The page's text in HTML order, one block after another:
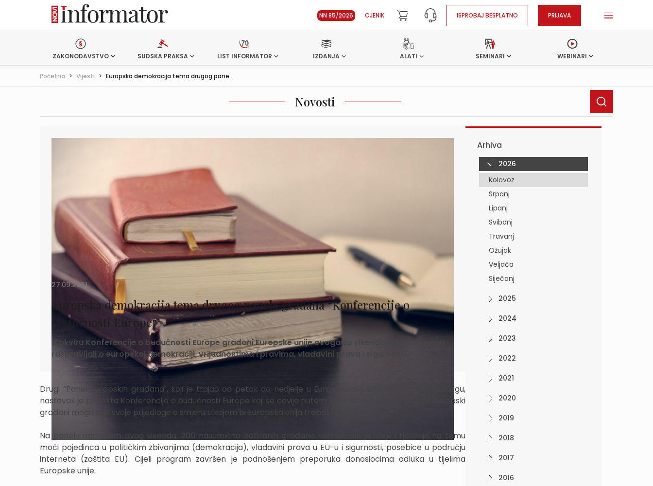
NN 85/2026 CJENIK ISPROBAJ BESPLATNO PRIJAVA
ZAKONODAVSTVO SUDSKA PRAKSA LIST INFORMATOR IZDANJA ALATI SEMINARI WEBINARI
Početna > Vijesti > Europska demokracija tema drugog pane...
Novosti
27.09.2021.
Europska demokracija tema drugog panela građana “Konferencije o
budućnosti Europe“
U okviru Konferencije o budućnosti Europe građani Europske unije ovoga su vikenda u Strasbourgu
raspravljali o europskoj demokraciji, vrijednostima i pravima, vladavini prava i sigurnosti.
Drugi “Panel europskih građana", koji je trajao od petak do nedjelje u Europskom parlamentu u Strasbourgu,
nastavak je projekta Konferencije o budućnosti Europe koji se odvija putem internetskih platformi gdje europski
građani mogu dati svoje prijedloge o smjeru u kojem bi Europska unija trebala ići.
Na panelu održanom ovog vikenda, 200 nasumično izabranih građana razmatralo je ideje i rješenja na temu
moći pojedinca u političkim zbivanjima (demokracija), vladavini prava u EU-u i sigurnosti, posebice u području
interneta (zaštita EU). Cijeli program završen je podnošenjem preporuka donosiocima odluka u tijelima
Europske unije.
Arhiva
2026
Kolovoz
Srpanj
Lipanj
Svibanj
Travanj
Ožujak
Veljača
Siječanj
2025
2024
2023
2022
2021
2020
2019
2018
2017
2016